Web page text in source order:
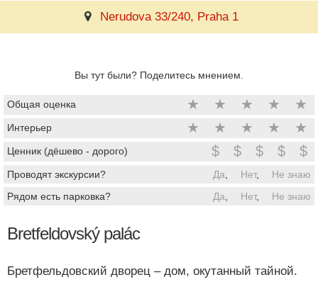
Nerudova 33/240, Praha 1
Вы тут были? Поделитесь мнением.
Общая оценка ★ ★ ★ ★ ★
Интерьер ★ ★ ★ ★ ★
Ценник (дёшево - дорого) $ $ $ $ $
Проводят экскурсии? Да Нет,
Не знаю
Рядом есть парковка?
Да Нет, Не знаю
Bretfeldovský palác
Бретфельдовский дворец – дом, окутанный тайной.